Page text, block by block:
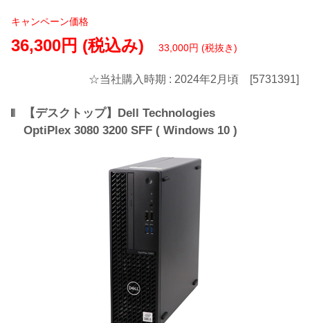
キャンペーン価格
36,300円 (税込み) 33,000円 (税抜き)
☆当社購入時期 : 2024年2月頃 [5731391]
【デスクトップ】Dell Technologies
OptiPlex 3080 3200 SFF ( Windows 10 )